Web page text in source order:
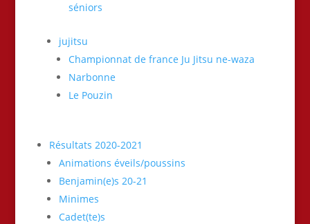
séniors
jujitsu
Championnat de france Ju Jitsu ne-waza
Narbonne
Le Pouzin
Résultats 2020-2021
Animations éveils/poussins
Benjamin(e)s 20-21
Minimes
Cadet(te)s